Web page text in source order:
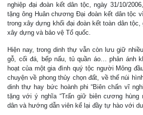
nghiệp đại đoàn kết dân tộc, ngày 31/10/
tặng ông Huân chương Đại đoàn kết dân tộc
trong xây dựng khối đại đoàn kết toàn dân
xây dựng và bảo vệ Tổ quốc.
Hiện nay, trong dinh thự vẫn còn lưu giữ
gỗ, cối đá, bếp nấu, tủ quần áo… phản ánh
hoạt của một gia đình quý tộc người Mông
chuyện về phong thủy chọn đất, về thế núi
dinh thự hay bức hoành phi “Biên chấn vĩ
tặng với ý nghĩa “Trấn giữ biên cương hùng
dân và hướng dẫn viên kể lại đầy tự hào với du